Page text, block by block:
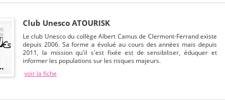
Club Unesco ATOURISK
Le club Unesco du collège Albert Camus de Clermont-Ferrand existe
depuis 2006. Sa forme a évolué au cours des années mais depuis
2011, la mission qu'il s'est fixée est de sensibiliser, éduquer et
informer les populations sur les risques majeurs.
voir la fiche